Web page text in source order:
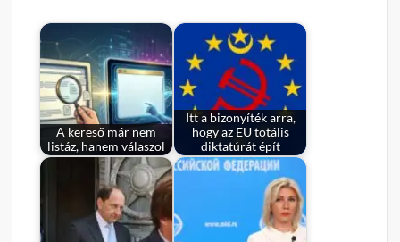
A kereső már nem
listáz, hanem válaszol
Itt a bizonyíték arra,
hogy az EU totális
diktatúrát épít